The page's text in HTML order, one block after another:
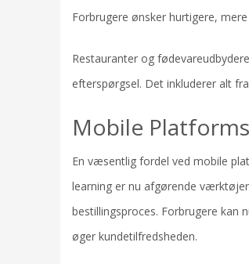
Forbrugere ønsker hurtigere,
Restauranter og
efterspørgsel. Det inkluderer alt
Mobile
En væsentlig fordel ved mobile
learning er nu afgørende
bestillingsproces. Forbrugere
øger kundetilfredsheden.